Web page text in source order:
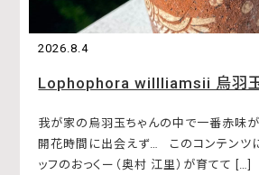
2026.8.4
Lophophora willliamsii 烏羽
我が家の烏羽玉ちゃんの中で一番赤味
開花時間に出会えず… このコンテンツ
ッフのおっくー（奥村 江里）が育てて […]